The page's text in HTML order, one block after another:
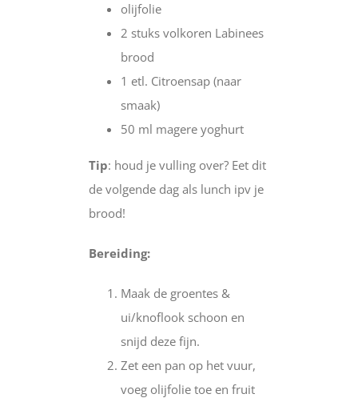
olijfolie
2 stuks volkoren Labinees
brood
1 etl. Citroensap (naar
smaak)
50 ml magere yoghurt
Tip: houd je vulling over? Eet dit
de volgende dag als lunch ipv je
brood!
Bereiding:
Maak de groentes &
ui/knoflook schoon en
snijd deze fijn.
Zet een pan op het vuur,
voeg olijfolie toe en fruit